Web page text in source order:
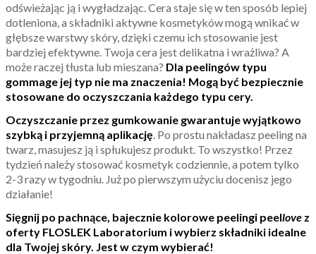
odświeżając ją i wygładzając. Cera staje się w ten sposób lepiej
dotleniona, a składniki aktywne kosmetyków mogą wnikać w
głębsze warstwy skóry, dzięki czemu ich stosowanie jest
bardziej efektywne. Twoja cera jest delikatna i wrażliwa? A
może raczej tłusta lub mieszana? Dla peelingów typu
gommage jej typ nie ma znaczenia! Mogą być bezpiecznie
stosowane do oczyszczania każdego typu cery.
Oczyszczanie przez gumkowanie gwarantuje wyjątkowo
szybką i przyjemną aplikację. Po prostu nakładasz peeling na
twarz, masujesz ją i spłukujesz produkt. To wszystko! Przez
tydzień należy stosować kosmetyk codziennie, a potem tylko
2-3 razy w tygodniu. Już po pierwszym użyciu docenisz jego
działanie!
Sięgnij po pachnące, bajecznie kolorowe peelingi peellove z
oferty FLOSLEK Laboratorium i wybierz składniki idealne
dla Twojej skóry. Jest w czym wybierać!